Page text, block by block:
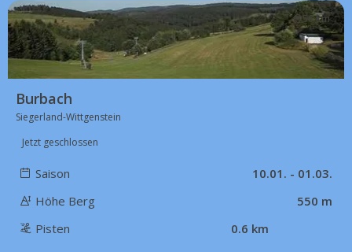
56 km
Burbach
Siegerland-Wittgenstein
Jetzt geschlossen
Saison
10.01. - 01.03.
Höhe Berg
550 m
Pisten
0.6 km